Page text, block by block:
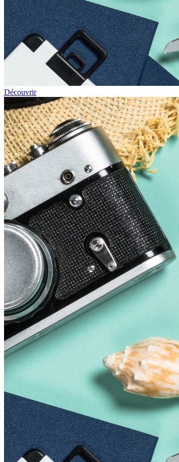
Découvrir